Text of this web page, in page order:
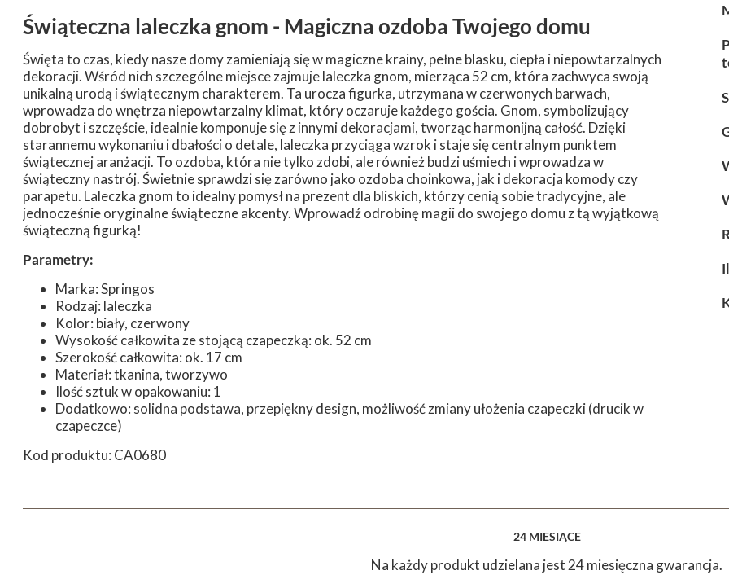
Świąteczna laleczka gnom - Magiczna ozdoba Twojego domu
Święta to czas, kiedy nasze domy zamieniają się w magiczne krainy, pełne blasku, ciepła i niepowtarzalnych
dekoracji. Wśród nich szczególne miejsce zajmuje laleczka gnom, mierząca 52 cm, która zachwyca swoją
unikalną urodą i świątecznym charakterem. Ta urocza figurka, utrzymana w czerwonych barwach,
wprowadza do wnętrza niepowtarzalny klimat, który oczaruje każdego gościa. Gnom, symbolizujący
dobrobyt i szczęście, idealnie komponuje się z innymi dekoracjami, tworząc harmonijną całość. Dzięki
starannemu wykonaniu i dbałości o detale, laleczka przyciąga wzrok i staje się centralnym punktem
świątecznej aranżacji. To ozdoba, która nie tylko zdobi, ale również budzi uśmiech i wprowadza w
świąteczny nastrój. Świetnie sprawdzi się zarówno jako ozdoba choinkowa, jak i dekoracja komody czy
parapetu. Laleczka gnom to idealny pomysł na prezent dla bliskich, którzy cenią sobie tradycyjne, ale
jednocześnie oryginalne świąteczne akcenty. Wprowadź odrobinę magii do swojego domu z tą wyjątkową
świąteczną figurką!
Parametry:
Marka: Springos
Rodzaj: laleczka
Kolor: biały, czerwony
Wysokość całkowita ze stojącą czapeczką: ok. 52 cm
Szerokość całkowita: ok. 17 cm
Materiał: tkanina, tworzywo
Ilość sztuk w opakowaniu: 1
Dodatkowo: solidna podstawa, przepiękny design, możliwość zmiany ułożenia czapeczki (drucik w
czapeczce)
Kod produktu: CA0680
24 MIESIĄCE
Na każdy produkt udzielana jest 24 miesięczna gwarancja.